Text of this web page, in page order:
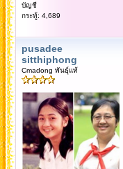
บัญชี
กระทู้: 4,689
pusadee
sitthiphong
Cmadong พันธุ์แท้